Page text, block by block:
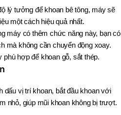
lý tưởng để khoan bê tông, máy sẽ
một cách hiệu quả nhất.
máy có thêm chức năng này, bạn có
mà không cần chuyển động xoay.
hợp để khoan gỗ, sắt thép.
dấu vị trí khoan, bắt đầu khoan với
nhỏ, giúp mũi khoan không bị trượt.